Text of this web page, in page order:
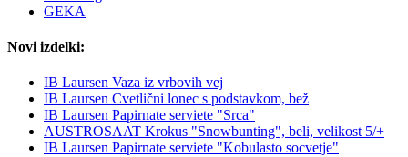
GEKA
Novi izdelki:
IB Laursen Vaza iz vrbovih vej
IB Laursen Cvetlični lonec s podstavkom, bež
IB Laursen Papirnate serviete "Srca"
AUSTROSAAT Krokus "Snowbunting", beli, velikost 5/+
IB Laursen Papirnate serviete "Kobulasto socvetje"